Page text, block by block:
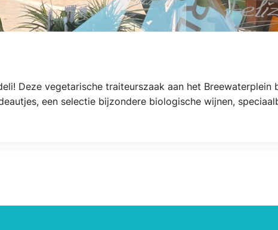
Deze vegetarische traiteurszaak aan het
een selectie bijzondere biologische wijnen,